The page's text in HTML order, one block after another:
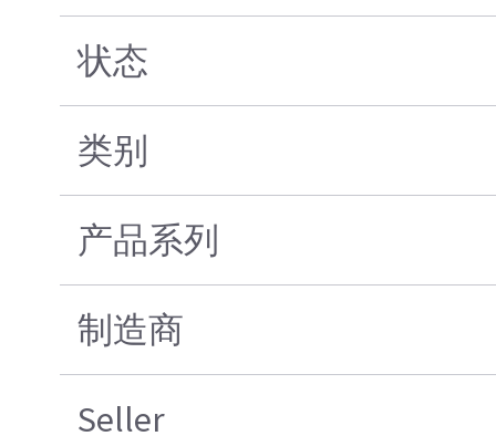
状态
类别
产品系列
制造商
Seller